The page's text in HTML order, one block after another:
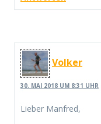
Volker
30. MAI 2018 UM 8:31 UHR
Lieber Manfred,